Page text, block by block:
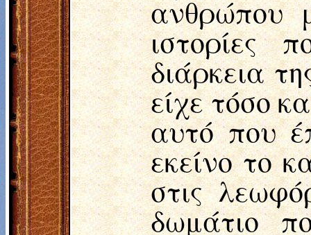
ανθρώπου
ιστορίες
διάρκεια
είχε τόσο
αυτό που
εκείνο το
στις
δωμάτιο